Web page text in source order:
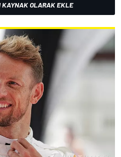
KAYNAK OLARAK EKLE